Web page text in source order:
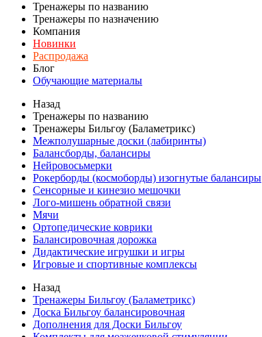
Тренажеры по названию
Тренажеры по назначению
Компания
Новинки
Распродажа
Блог
Обучающие материалы
Назад
Тренажеры по названию
Тренажеры Бильгоу (Баламетрикс)
Межполушарные доски (лабиринты)
Балансборды, балансиры
Нейровосьмерки
Рокерборды (космоборды) изогнутые балансиры
Сенсорные и кинезио мешочки
Лого-мишень обратной связи
Мячи
Ортопедические коврики
Балансировочная дорожка
Дидактические игрушки и игры
Игровые и спортивные комплексы
Назад
Тренажеры Бильгоу (Баламетрикс)
Доска Бильгоу балансировочная
Дополнения для Доски Бильгоу